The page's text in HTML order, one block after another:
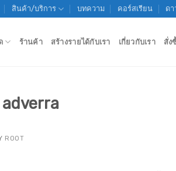
สินค้า/บริการ บทความ คอร์สเรียน ด
ร้านค้า สร้างรายได้กับเรา เกี่ยวกับเรา สั่ง
ROOT